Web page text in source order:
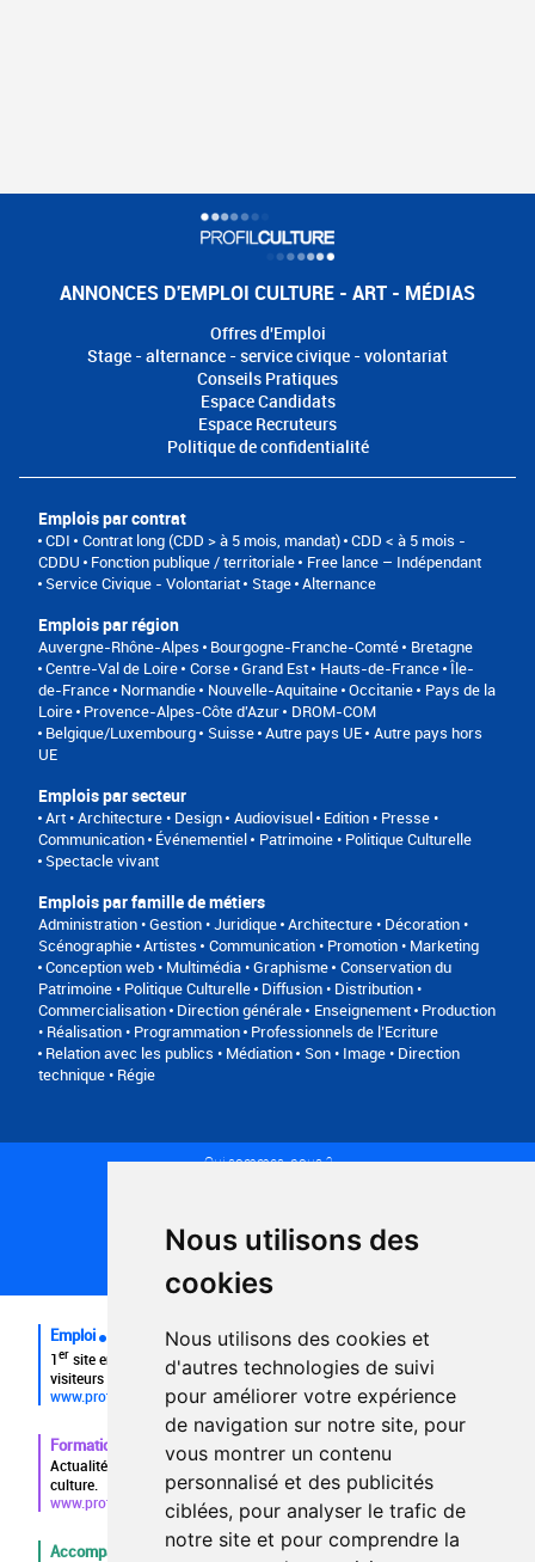
Nous utilisons des
cookies
Nous utilisons des cookies et
d'autres technologies de suivi
pour améliorer votre expérience
de navigation sur notre site, pour
vous montrer un contenu
personnalisé et des publicités
ciblées, pour analyser le trafic de
notre site et pour comprendre la
ANNONCES D'EMPLOI CULTURE - ART - MÉDIAS
Offres d'Emploi
Stage - alternance - service civique - volontariat
Conseils Pratiques
Espace Candidats
Espace Recruteurs
Politique de confidentialité
Emplois par contrat
CDI Contrat long (CDD > à 5 mois, mandat) CDD < à 5 mois -
CDDU
Fonction publique / territoriale
Free lance – Indépendant
Service Civique - Volontariat
Stage Alternance
Emplois par région
Auvergne-Rhône-Alpes Bourgogne-Franche-Comté
Bretagne
Centre-Val de Loire Corse Grand Est Hauts-de-France Île-
de-France Normandie Nouvelle-Aquitaine Occitanie
Pays de la
Loire Provence-Alpes-Côte d'Azur
DROM-COM
Belgique/Luxembourg
Suisse Autre pays UE Autre pays hors
UE
Emplois par secteur
Art • Architecture • Design Audiovisuel Edition • Presse •
Communication Événementiel
Patrimoine • Politique Culturelle
Spectacle vivant
Emplois par famille de métiers
Administration • Gestion • Juridique Architecture • Décoration •
Scénographie Artistes
Communication • Promotion • Marketing
Conception web • Multimédia • Graphisme Conservation du
Patrimoine • Politique Culturelle Diffusion • Distribution •
Commercialisation Direction générale Enseignement Production
• Réalisation • Programmation Professionnels de l’Ecriture
Relation avec les publics • Médiation
Son • Image • Direction
technique • Régie
Qui sommes-nous ?
Plan du site
FAQ recruteurs
FAQ
Emploi
1er site emploi du secteur culturel 784.000 visites et 230.000
visiteurs uniques par mois.
www.profilculture.com
Formation
Actualités, guide et annuaire des formations aux métiers de la
culture.
www.profilculture-formation.com
Accompagnement professionnel